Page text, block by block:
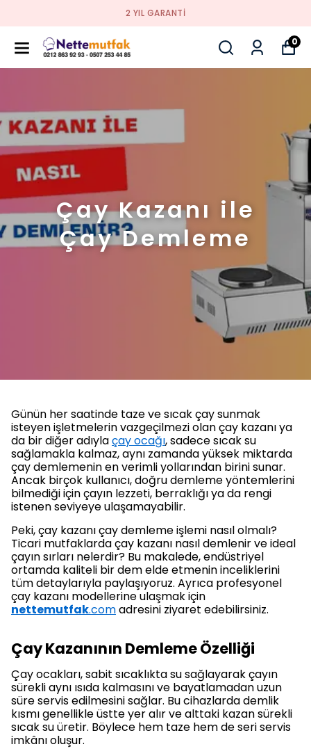
2 YIL GARANTI
0
Çay Kazanı ile
Çay Demleme
Günün her saatinde taze ve sıcak çay sunmak
isteyen işletmelerin vazgeçilmezi olan çay kazanı ya
da bir diğer adıylaçay ocağı, sadece sıcak su
sağlamakla kalmaz, aynı zamanda yüksek miktarda
çay demlemenin en verimli yollarından birini sunar.
Ancak birçok kullanıcı, doğru demleme yöntemlerini
bilmediği için çayın lezzeti, berraklığı ya da rengi
istenen seviyeye ulaşamayabilir.
Peki, çay kazanı çay demleme işlemi nasıl olmalı?
Ticari mutfaklarda çay kazanı nasıl demlenir ve ideal
çayın sırları nelerdir? Bu makalede, endüstriyel
ortamda kaliteli bir dem elde etmenin inceliklerini
tüm detaylarıyla paylaşıyoruz. Ayrıca profesyonel
çay kazanı modellerine ulaşmak için
nettemutfak.comadresini ziyaret edebilirsiniz.
Çay Kazanının Demleme Özelliği
Çay ocakları, sabit sıcaklıkta su sağlayarak çayın
sürekli aynı ısıda kalmasını ve bayatlamadan uzun
süre servis edilmesini sağlar. Bu cihazlarda demlik
kısmı genellikle üstte yer alır ve alttaki kazan sürekli
sıcak su üretir. Böylece hem taze hem de seri servis
imkânı oluşur.